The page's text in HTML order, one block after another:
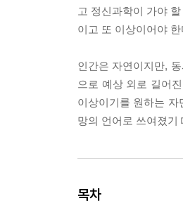
고 정신과학이 가야
이고 또 이상이어야
인간은 자연이지만,
으로 예상 외로 길어
이상이기를 원하는
망의 언어로 쓰여졌기
목차